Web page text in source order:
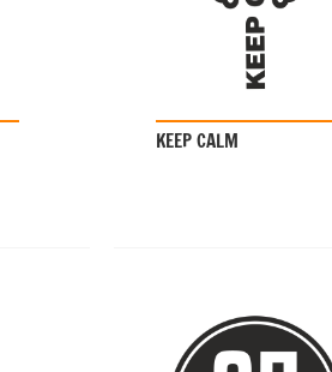
KEEP CALM